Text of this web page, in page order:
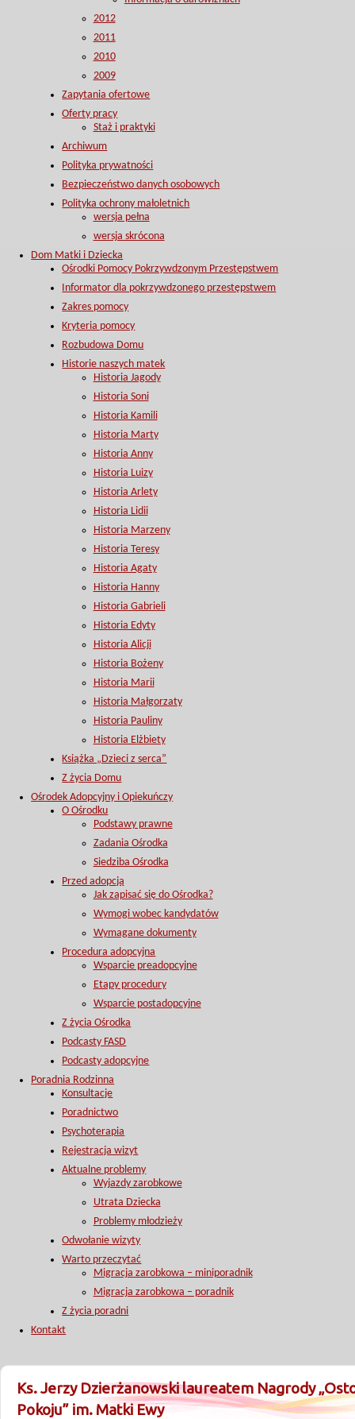
2012
2011
2010
2009
Zapytania ofertowe
Oferty pracy
Staż i praktyki
Archiwum
Polityka prywatności
Bezpieczeństwo danych osobowych
Polityka ochrony małoletnich
wersja pełna
wersja skrócona
Dom Matki i Dziecka
Ośrodki Pomocy Pokrzywdzonym Przestępstwem
Informator dla pokrzywdzonego przestępstwem
Zakres pomocy
Kryteria pomocy
Rozbudowa Domu
Historie naszych matek
Historia Jagody
Historia Soni
Historia Kamili
Historia Marty
Historia Anny
Historia Luizy
Historia Arlety
Historia Lidii
Historia Marzeny
Historia Teresy
Historia Agaty
Historia Hanny
Historia Gabrieli
Historia Edyty
Historia Alicji
Historia Bożeny
Historia Marii
Historia Małgorzaty
Historia Pauliny
Historia Elżbiety
Książka „Dzieci z serca”
Z życia Domu
Ośrodek Adopcyjny i Opiekuńczy
O Ośrodku
Podstawy prawne
Zadania Ośrodka
Siedziba Ośrodka
Przed adopcją
Jak zapisać się do Ośrodka?
Wymogi wobec kandydatów
Wymagane dokumenty
Procedura adopcyjna
Wsparcie preadopcyjne
Etapy procedury
Wsparcie postadopcyjne
Z życia Ośrodka
Podcasty FASD
Podcasty adopcyjne
Poradnia Rodzinna
Konsultacje
Poradnictwo
Psychoterapia
Rejestracja wizyt
Aktualne problemy
Wyjazdy zarobkowe
Utrata Dziecka
Problemy młodzieży
Odwołanie wizyty
Warto przeczytać
Migracja zarobkowa – miniporadnik
Migracja zarobkowa – poradnik
Z życia poradni
Kontakt
Ks. Jerzy Dzierżanowski laureatem Nagrody
Pokoju” im. Matki Ewy